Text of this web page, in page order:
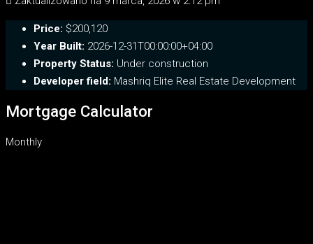
Price: $200,120
Year Built: 2026-12-31T00:00:00+04:00
Property Status: Under construction
Developer field: Mashriq Elite Real Estate Development
Mortgage Calculator
Monthly